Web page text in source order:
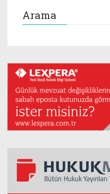
Arama